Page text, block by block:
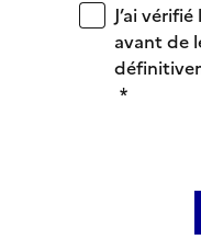
J’ai
avant de
*